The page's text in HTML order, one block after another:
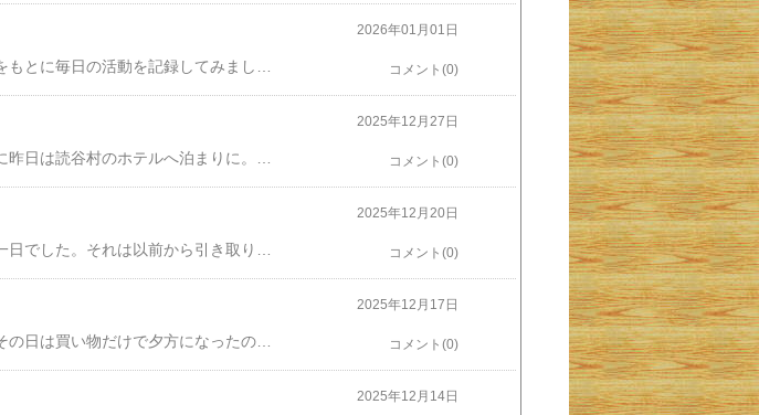
2026年01月01日
コメント(0)
2025年12月27日
コメント(0)
2025年12月20日
コメント(0)
おととい、​あちこち探し回って買ってきたチェンソー​。その日は買い物だけで夕方になったので初使用は昨日。使用の目的はもちろん、先日自治会の方から「苦情」を言われた庭のギンモクセイの剪定です。フェンスからゴミ置き場の上に伸びているギンモクセイの枝をチェンソーですべて切り落としました。これでしばらくは葉っぱや花がらをゴミ置き場の周辺に落とすこともないでしょう。所要時間は１時間弱。案外短い作業時間で済みました。ギンモクセイの左右にはヒイラギナンテンとモミの木がありますが、落葉は少ないはず。苦情が出ればまた伐るまで。伐採の作業に費やした時間は１時間弱で済みましたが、これをゴミ回収の日に「剪定ゴミ」として出すための作業がまだ残っています。長い枝はいくつかに分け、左右に葉っぱが出ているものはそれらを切り落とさなければなりません。結局そちらの作業の方が手間がかかり、１時間半ほどで庭にこんもり剪定ゴミの山ができました。そこで気がつきました。「これでは、​バスケをしにやって来る近所の子どもたち​の遊びの邪魔だ」。いったん庭の真ん中に積み上げた剪定ゴミの山をもう一度フェンス際の、バスケ遊びのじゃまにならないところに寄せました。これで子どもたちも心置きなく遊べるでしょう。この剪定ゴミ、もうしばらくそのままにしておき枯れて「かさ」が減るのを待って、その後枯れ枝粉砕機にかけて細かなチップにします。それを45リットルゴミ袋に入れて「燃やせるゴミの日」に出す予定。先はまだ長いけれど、ご近所迷惑になっていた懸案事項がこれでひとつ解決です。
2025年12月17日
コメント(0)
2025年12月14日